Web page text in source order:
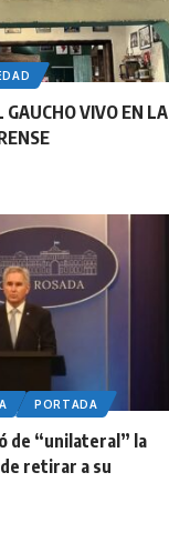
GAUCHO VIVO EN LA
PORTADA
de “unilateral” la
retirar a su